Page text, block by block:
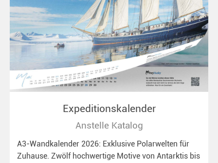
Expeditionskalender
Anstelle Katalog
A3-Wandkalender 2026: Exklusive Polarwelten für
Zuhause. Zwölf hochwertige Motive von Antarktis bis